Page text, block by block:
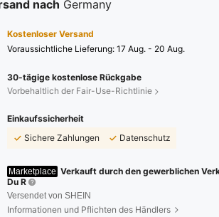
nach Germany
Kostenloser Versand
Voraussichtliche Lieferung: 17 Aug. - 20 Aug.
30-tägige kostenlose Rückgabe
Vorbehaltlich der Fair-Use-Richtlinie
Einkaufssicherheit
Sichere Zahlungen
Datenschutz
Marketplace Verkauft durch den gewerblichen
Du R
Versendet von SHEIN
Informationen und Pflichten des Händlers